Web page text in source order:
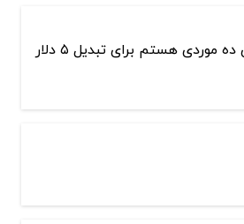
سلام منوچهر موسوی ده موردی هستم برای تبدیل ۵ دلار